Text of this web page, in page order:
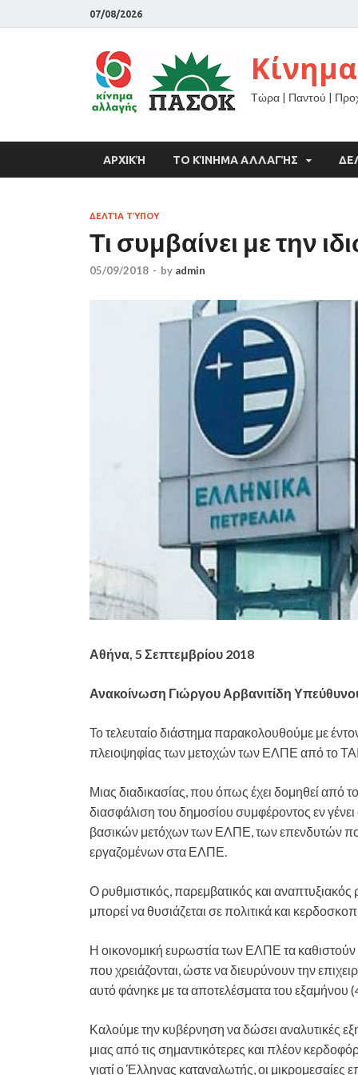
07/08/2026
Τώρα | Παντού |
ΑΡΧΙΚΉ ΤΟ ΚΊΝΗΜΑ ΑΛΛΑΓΉΣ
ΔΕΛΤΊΑ ΤΎΠΟΥ
Τι συμβαίνει με την
05/09/2018 - by admin
Αθήνα, 5 Σεπτεμβρίου 2018
Ανακοίνωση Γιώργου Αρβανιτίδη
Το τελευταίο διάστημα παρακολουθούμε με
πλειοψηφίας των μετοχών των ΕΛΠΕ από το
Μιας διαδικασίας, που όπως έχει δομηθεί από
διασφάλιση του δημοσίου συμφέροντος εν
βασικών μετόχων των ΕΛΠΕ, των επενδυτών
εργαζομένων στα ΕΛΠΕ.
Ο ρυθμιστικός, παρεμβατικός και
μπορεί να θυσιάζεται σε πολιτικά και
Η οικονομική ευρωστία των ΕΛΠΕ τα
που χρειάζονται, ώστε να διευρύνουν την
αυτό φάνηκε με τα αποτελέσματα του εξαμήνου
Καλούμε την κυβέρνηση να δώσει αναλυτικές
μιας από τις σημαντικότερες και πλέον
γιατί ο Έλληνας καταναλωτής, οι μικρομεσαίες